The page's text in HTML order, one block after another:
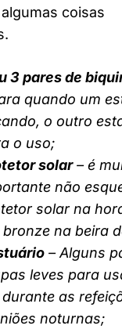
coisas
3 pares de
quando um
o outro
o uso;
solar– é
não
solar na
bronze na beira
– Alguns
leves para
as
noturnas;